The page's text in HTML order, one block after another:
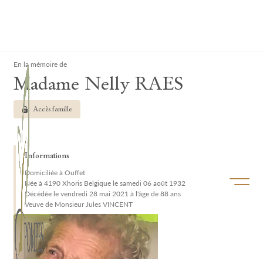
Ouvrir/
En la mémoire de
Madame Nelly RAES
Accès famille
Informations
Domiciliée à Ouffet
Née à 4190 Xhoris Belgique le samedi 06 août 1932
Décédée le vendredi 28 mai 2021 à l'âge de 88 ans
Veuve de Monsieur Jules VINCENT